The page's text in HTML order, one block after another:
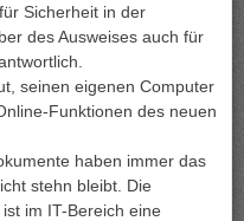
Sicherheit in der
des Ausweises auch für
seinen eigenen Computer
Funktionen des neuen
haben immer das
stehn bleibt. Die
im IT-Bereich eine